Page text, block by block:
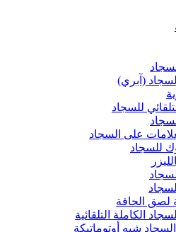
(آبري)
للسجاد
على السجاد
للسجاد
لصق الحافة
الكاملة التلقائية
شبه أوتوماتيكة